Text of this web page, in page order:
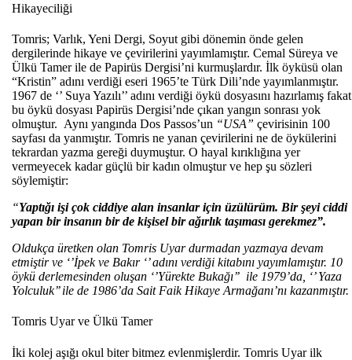
Hikayeciliği
Tomris; Varlık, Yeni Dergi, Soyut gibi dönemin önde gelen
dergilerinde hikaye ve çevirilerini yayımlamıştır. Cemal Süreya ve
Ülkü Tamer ile de Papirüs Dergisi’ni kurmuşlardır. İlk öyküsü olan
“Kristin” adını verdiği eseri 1965’te Türk Dili’nde yayımlanmıştır.
1967 de ‘’ Suya Yazılı’’ adını verdiği öykü dosyasını hazırlamış fakat
bu öykü dosyası Papirüs Dergisi’nde çıkan yangın sonrası yok
olmuştur. Aynı yangında Dos Passos’un “USA” çevirisinin 100
sayfası da yanmıştır. Tomris ne yanan çevirilerini ne de öykülerini
tekrardan yazma gereği duymuştur. O hayal kırıklığına yer
vermeyecek kadar güçlü bir kadın olmuştur ve hep şu sözleri
söylemiştir:
“Yaptığı işiçok ciddiye alan insanlar için üzülürüm. Birşeyi ciddi
yapan bir insanın bir de kişisel bir ağırlık taşıması gerekmez”.
Oldukça üretken olan Tomris Uyar durmadan yazmaya devam
etmiştir ve ‘’İpek ve Bakır ‘’ adını verdiği kitabını yayımlamıştır. 10
öykü derlemesinden oluşan ‘’Yürekte Bukağı’’ ile 1979’da ‘’ Yaza
Yolculuk’’ ile de 1986’da Sait Faik Hikaye Armağanı’nı kazanmıştır.
Tomris Uyar ve Ülkü Tamer
İki kolej aşığı okul biter bitmez evlenmişlerdir. Tomris Uyar ilk